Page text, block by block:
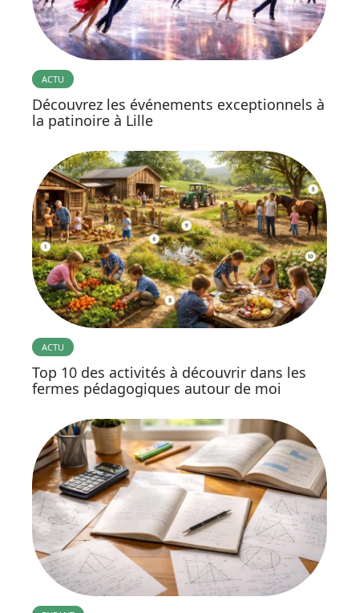
ACTU
Découvrez les événements exceptionnels à
la patinoire à Lille
ACTU
Top 10 des activités à découvrir dans les
fermes pédagogiques autour de moi